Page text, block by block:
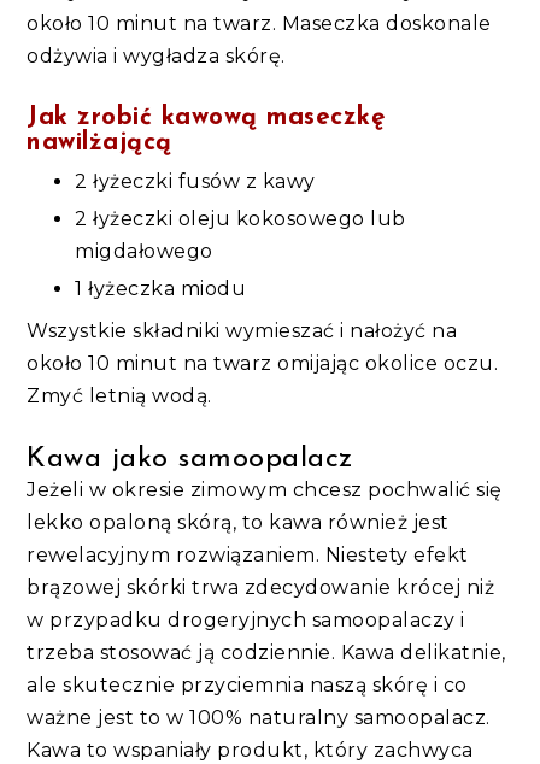
około 10 minut na twarz. Maseczka doskonale
odżywia i wygładza skórę.
Jak zrobić kawową maseczkę
nawilżającą
2 łyżeczki fusów z kawy
2 łyżeczki oleju kokosowego lub
migdałowego
1 łyżeczka miodu
Wszystkie składniki wymieszać i nałożyć na
około 10 minut na twarz omijając okolice oczu.
Zmyć letnią wodą.
Kawa jako samoopalacz
Jeżeli w okresie zimowym chcesz pochwalić się
lekko opaloną skórą, to kawa również jest
rewelacyjnym rozwiązaniem. Niestety efekt
brązowej skórki trwa zdecydowanie krócej niż
w przypadku drogeryjnych samoopalaczy i
trzeba stosować ją codziennie. Kawa delikatnie,
ale skutecznie przyciemnia naszą skórę i co
ważne jest to w 100% naturalny samoopalacz.
Kawa to wspaniały produkt, który zachwyca